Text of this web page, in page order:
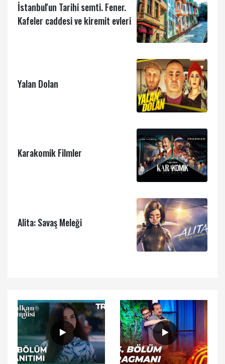
İstanbul'un Tarihi semti. Fener.
Kafeler caddesi ve kiremit evleri
Yalan Dolan
Karakomik Filmler
Alita: Savaş Meleği